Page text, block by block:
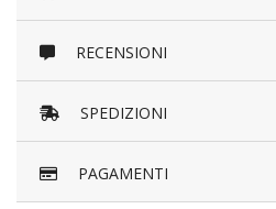
RECENSIONI
SPEDIZIONI
PAGAMENTI